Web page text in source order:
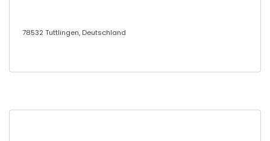
78532 Tuttlingen, Deutschland